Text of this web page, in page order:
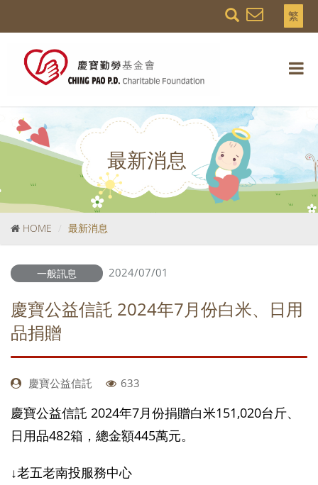
繁
最新消息
HOME 最新消息
一般訊息 2024/07/01
慶寶公益信託 2024年7月份白米、日用
品捐贈
慶寶公益信託 633
慶寶公益信託 2024年7月份捐贈白米151,020台斤、
日用品482箱，總金額445萬元。
↓老五老南投服務中心